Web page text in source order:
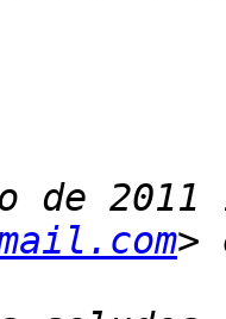
de